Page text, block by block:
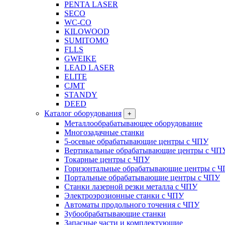
PENTA LASER
SECO
WC-CO
KILOWOOD
SUMITOMO
FLLS
GWEIKE
LEAD LASER
ELITE
CJMT
STANDY
DEED
Каталог оборудования
+
Металлообрабатывающее оборудование
Многозадачные станки
5-осевые обрабатывающие центры с ЧПУ
Вертикальные обрабатывающие центры с
Токарные центры с ЧПУ
Горизонтальные обрабатывающие центры с
Портальные обрабатывающие центры с ЧПУ
Станки лазерной резки металла с ЧПУ
Электроэрозионные станки с ЧПУ
Автоматы продольного точения с ЧПУ
Зубообрабатывающие станки
Запасные части и комплектующие